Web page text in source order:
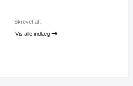
Skrevet af:
Vis alle indlæg